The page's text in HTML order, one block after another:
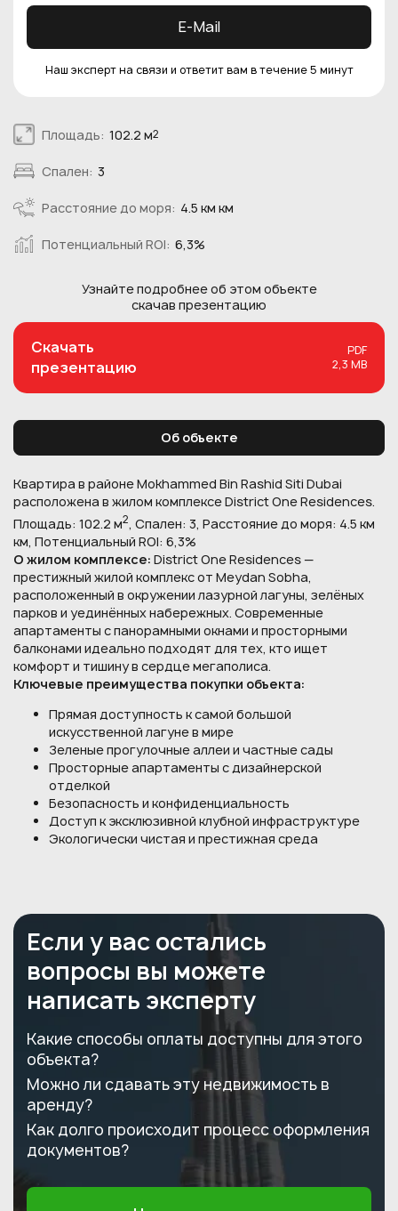
Площадь: 102.2 м2
Спален: 3
Расстояние до моря: 4.5 км км
Потенциальный ROI: 6,3%
Узнайте подробнее об этом объекте
скачав презентацию
Скачать
презентацию
PDF
2,3 MB
Об объекте
Квартира в районе Mokhammed Bin Rashid Siti Dubai
расположена в жилом комплексе District One Residences.
Площадь: 102.2 м2, Спален: 3, Расстояние до моря: 4.5 км
км, Потенциальный ROI: 6,3%
О жилом комплексе: District One Residences —
престижный жилой комплекс от Meydan Sobha,
расположенный в окружении лазурной лагуны, зелёных
парков и уединённых набережных. Современные
апартаменты с панорамными окнами и просторными
балконами идеально подходят для тех, кто ищет
комфорт и тишину в сердце мегаполиса.
Ключевые преимущества покупки объекта:
Прямая доступность к самой большой
искусственной лагуне в мире
Зеленые прогулочные аллеи и частные сады
Просторные апартаменты с дизайнерской
отделкой
Безопасность и конфиденциальность
Доступ к эксклюзивной клубной инфраструктуре
Экологически чистая и престижная среда
E-Mail
Наш эксперт на связи и ответит вам в течение 5 минут
Если у вас остались
вопросы вы можете
написать эксперту
Какие способы оплаты доступны для этого
объекта?
Можно ли сдавать эту недвижимость в
аренду?
Как долго происходит процесс оформления
документов?